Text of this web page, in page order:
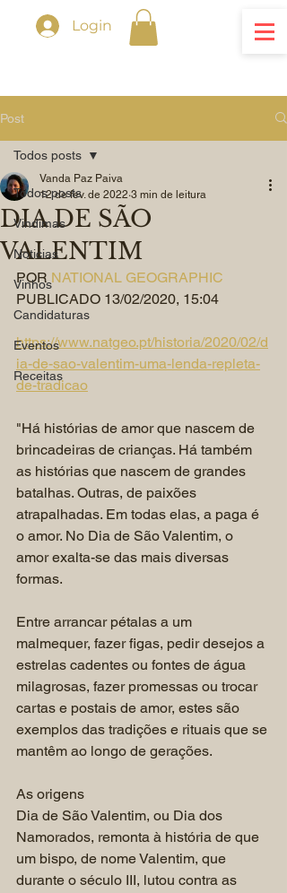
Login
Post
Todos posts
Vindimas
Noticias
Vinhos
Candidaturas
Eventos
Receitas
Todos posts
DIA DE SÃO
VALENTIM
Vanda Paz Paiva
12 de fev. de 2022 3 min de leitura
POR NATIONAL GEOGRAPHIC
PUBLICADO 13/02/2020, 15:04
https://www.natgeo.pt/historia/2020/02/d
ia-de-sao-valentim-uma-lenda-repleta-
de-tradicao
"Há histórias de amor que nascem de
brincadeiras de crianças. Há também
as histórias que nascem de grandes
batalhas. Outras, de paixões
atrapalhadas. Em todas elas, a paga é
o amor. No Dia de São Valentim, o
amor exalta-se das mais diversas
formas.
Entre arrancar pétalas a um
malmequer, fazer figas, pedir desejos a
estrelas cadentes ou fontes de água
milagrosas, fazer promessas ou trocar
cartas e postais de amor, estes são
exemplos das tradições e rituais que se
mantêm ao longo de gerações.
As origens
Dia de São Valentim, ou Dia dos
Namorados, remonta à história de que
um bispo, de nome Valentim, que
durante o século III, lutou contra as